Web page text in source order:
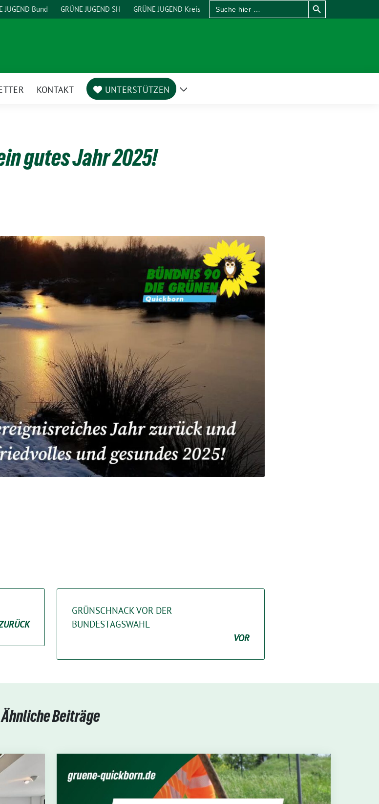
JUGEND Bund GRÜNE JUGEND SH GRÜNE JUGEND Kreis
Search
for:
KONTAKT UNTERSTÜTZEN
Zeige
gutes Jahr 2025!
GRÜNSCHNACK VOR DER
BUNDESTAGSWAHL
VOR
Ähnliche Beiträge